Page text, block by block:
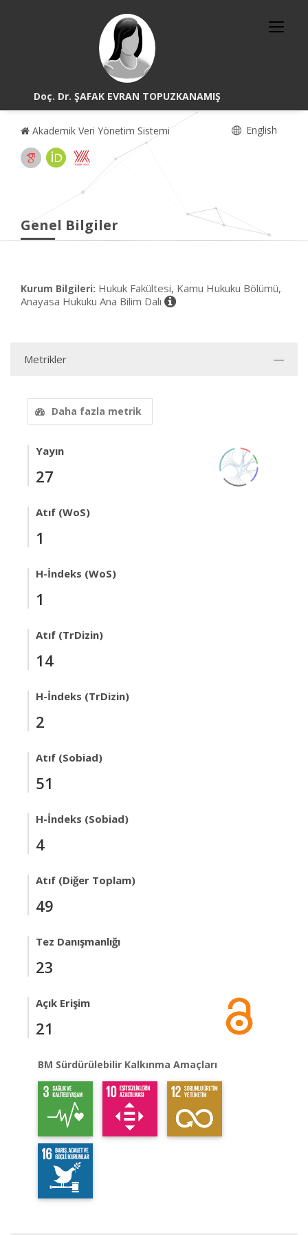
Doç. Dr. ŞAFAK EVRAN TOPUZKANAMIŞ
Akademik Veri Yönetim Sistemi English
Genel Bilgiler
Kurum Bilgileri: Hukuk Fakültesi, Kamu Hukuku Bölümü,
Anayasa Hukuku Ana Bilim Dalı
Metrikler
Daha fazla metrik
Yayın
27
Atıf (WoS)
1
H-İndeks (WoS)
1
Atıf (TrDizin)
14
H-İndeks (TrDizin)
2
Atıf (Sobiad)
51
H-İndeks (Sobiad)
4
Atıf (Diğer Toplam)
49
Tez Danışmanlığı
23
Açık Erişim
21
BM Sürdürülebilir Kalkınma Amaçları